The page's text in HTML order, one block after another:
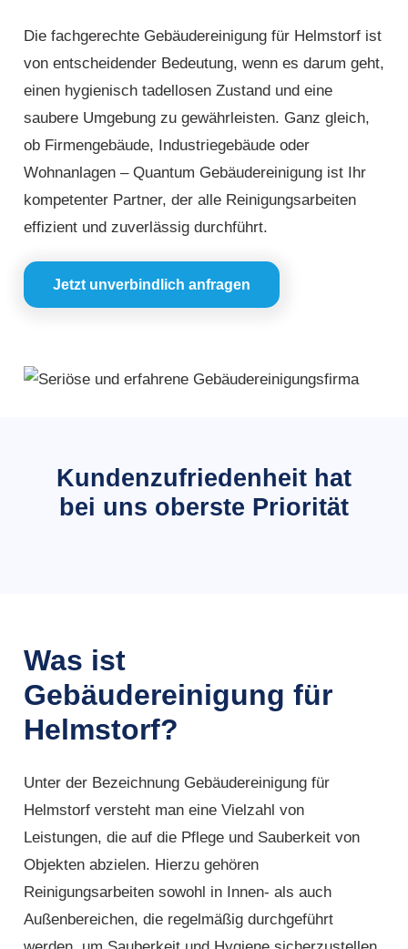
Die fachgerechte Gebäudereinigung für Helmstorf ist
von entscheidender Bedeutung, wenn es darum geht,
einen hygienisch tadellosen Zustand und eine
saubere Umgebung zu gewährleisten. Ganz gleich,
ob Firmengebäude, Industriegebäude oder
Wohnanlagen – Quantum Gebäudereinigung ist Ihr
kompetenter Partner, der alle Reinigungsarbeiten
effizient und zuverlässig durchführt.
Jetzt unverbindlich anfragen
Kundenzufriedenheit hat
bei uns oberste Priorität
Was ist
Gebäudereinigung für
Helmstorf?
Unter der Bezeichnung Gebäudereinigung für
Helmstorf versteht man eine Vielzahl von
Leistungen, die auf die Pflege und Sauberkeit von
Objekten abzielen. Hierzu gehören
Reinigungsarbeiten sowohl in Innen- als auch
Außenbereichen, die regelmäßig durchgeführt